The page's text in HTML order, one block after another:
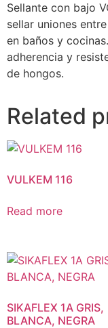
Sellante con bajo
sellar uniones
en baños y
adherencia y
de hongos.
Related
VULKEM 116
Read more
SIKAFLEX 1A GRIS,
BLANCA, NEGRA